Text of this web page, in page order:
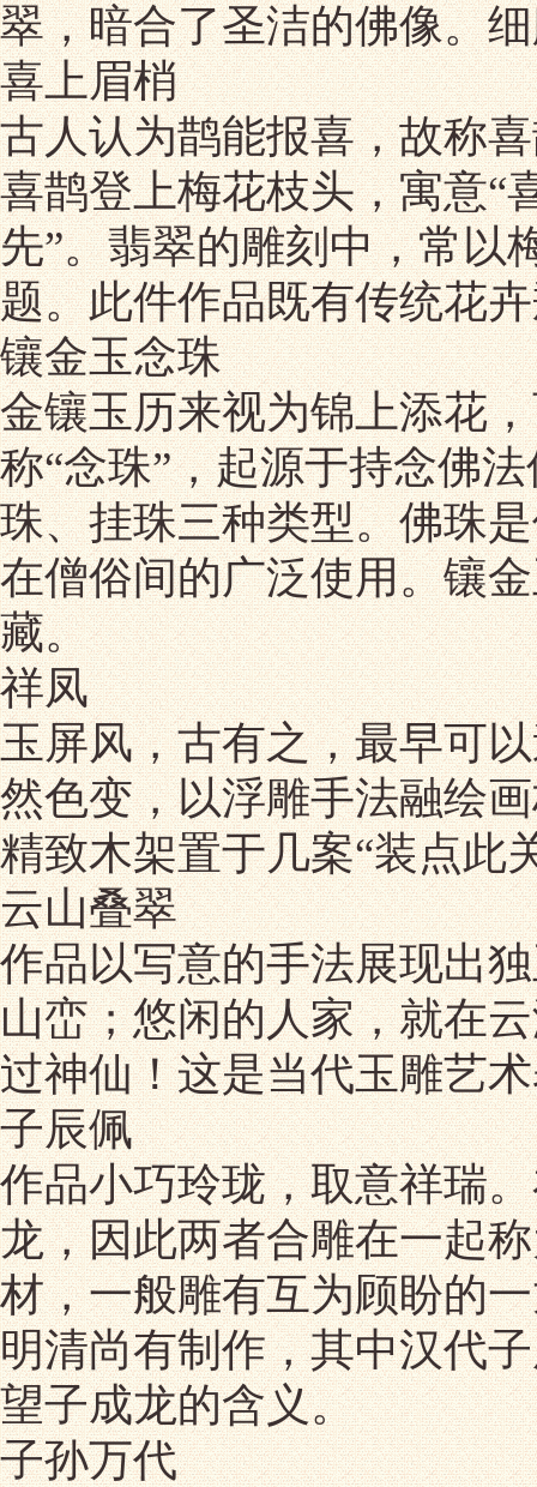
翠，暗合了圣洁的佛像。
喜上眉梢
古人认为鹊能报喜，故称
喜鹊登上梅花枝头，寓意“
先”。翡翠的雕刻中，常以
题。此件作品既有传统花
镶金玉念珠
金镶玉历来视为锦上添花
称“念珠”，起源于持念佛
珠、挂珠三种类型。佛珠
在僧俗间的广泛使用。镶
藏。
祥凤
玉屏风，古有之，最早可
然色变，以浮雕手法融绘
精致木架置于几案“装点此
云山叠翠
作品以写意的手法展现出
山峦；悠闲的人家，就在
过神仙！这是当代玉雕艺
子辰佩
作品小巧玲珑，取意祥瑞
龙，因此两者合雕在一起
材，一般雕有互为顾盼的
明清尚有制作，其中汉代
望子成龙的含义。
子孙万代